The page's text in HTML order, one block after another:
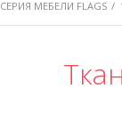
СЕРИЯ МЕБЕЛИ FLAGS /